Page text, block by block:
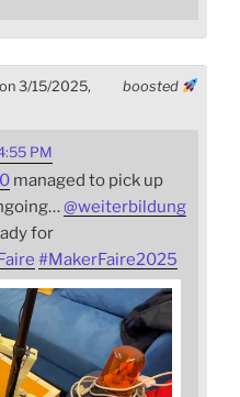
boosted
on 3/15/2025,
PM
managed to pick up
@weiterbildung
for
#MakerFaire2025